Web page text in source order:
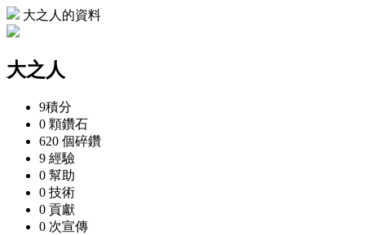
大之人的資料
大之人
9積分
0 顆鑽石
620 個碎鑽
9 經驗
0 幫助
0 技術
0 貢獻
0 次宣傳